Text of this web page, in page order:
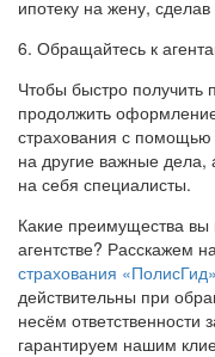
ипотеку на жену,
6. Обращайтесь к
Чтобы быстро
продолжить
страхования с помощью
на другие важные дела,
на себя специалисты.
Какие преимущества вы
агентстве? Расскажем
страхования «ПолисГид»
действительны при
несём ответственности
гарантируем нашим